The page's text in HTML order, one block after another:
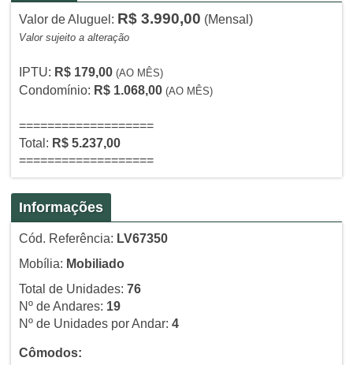
Valor de Aluguel: R$ 3.990,00 (Mensal)
Valor sujeito a alteração
IPTU: R$ 179,00 (AO MÊS)
Condomínio: R$ 1.068,00 (AO MÊS)
===================
Total: R$ 5.237,00
===================
Informações
Cód. Referência: LV67350
Mobília: Mobiliado
Total de Unidades: 76
Nº de Andares: 19
Nº de Unidades por Andar: 4
Cômodos: